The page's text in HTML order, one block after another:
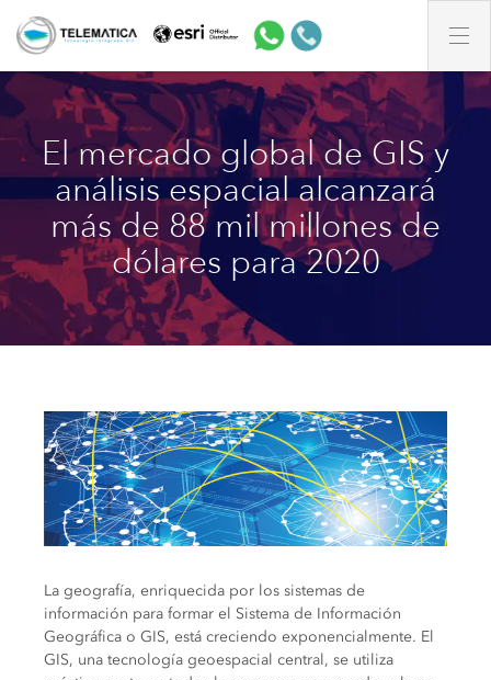
El mercado global de GIS y
análisis espacial alcanzará
más de 88 mil millones de
dólares para 2020
La geografía, enriquecida por los sistemas de
información para formar el Sistema de Información
Geográfica o GIS, está creciendo exponencialmente. El
GIS, una tecnología geoespacial central, se utiliza